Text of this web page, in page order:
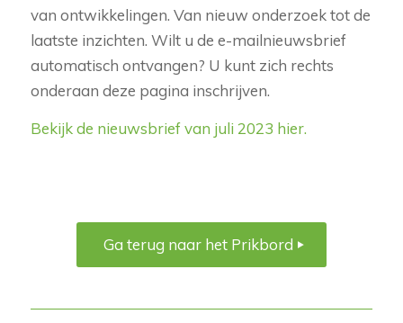
van ontwikkelingen. Van nieuw onderzoek tot de
laatste inzichten. Wilt u de e-mailnieuwsbrief
automatisch ontvangen? U kunt zich rechts
onderaan deze pagina inschrijven.
Bekijk de nieuwsbrief van juli 2023 hier.
Ga terug naar het Prikbord